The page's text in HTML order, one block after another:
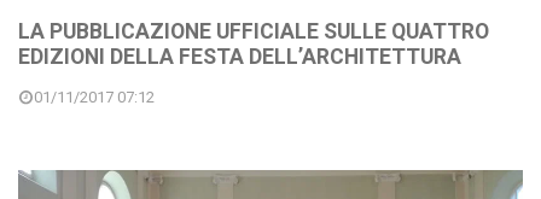
LA PUBBLICAZIONE UFFICIALE SULLE QUATTRO
EDIZIONI DELLA FESTA DELL’ARCHITETTURA
01/11/2017 07:12